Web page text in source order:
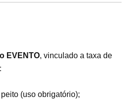
EVENTO, vinculado a taxa de
(uso obrigatório);